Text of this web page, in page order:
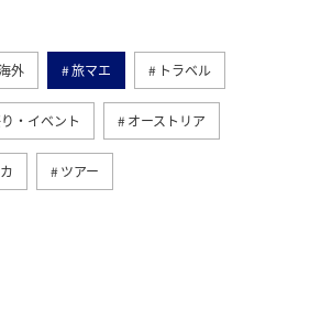
外 旅マエ トラベル
・イベント オーストリア
ツアー